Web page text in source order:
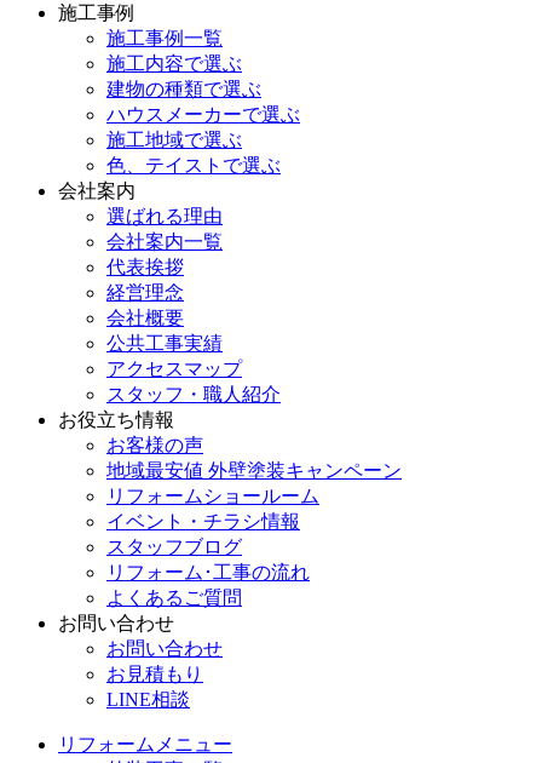
施工事例
施工事例一覧
施工内容で選ぶ
建物の種類で選ぶ
ハウスメーカーで選ぶ
施工地域で選ぶ
色、テイストで選ぶ
会社案内
選ばれる理由
会社案内一覧
代表挨拶
経営理念
会社概要
公共工事実績
アクセスマップ
スタッフ・職人紹介
お役立ち情報
お客様の声
地域最安値 外壁塗装キャンペーン
リフォームショールーム
イベント・チラシ情報
スタッフブログ
リフォーム･工事の流れ
よくあるご質問
お問い合わせ
お問い合わせ
お見積もり
LINE相談
リフォームメニュー